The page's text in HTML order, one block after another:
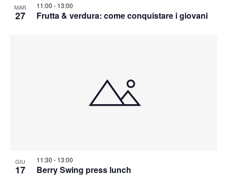
MAR
27
11:00 - 13:00
Frutta & verdura: come conquistare i giovani
GIU
17
11:30 - 13:00
Berry Swing press lunch